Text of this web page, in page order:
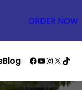
ORDER NOW
Blog Facebook
YouTube
X